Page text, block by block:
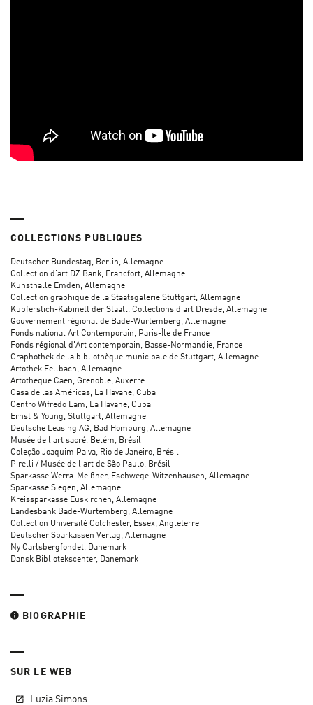
COLLECTIONS PUBLIQUES
Deutscher Bundestag, Berlin, Allemagne
Collection d'art DZ Bank, Francfort, Allemagne
Kunsthalle Emden, Allemagne
Collection graphique de la Staatsgalerie Stuttgart, Allemagne
Kupferstich-Kabinett der Staatl. Collections d'art Dresde, Allemagne
Gouvernement régional de Bade-Wurtemberg, Allemagne
Fonds national Art Contemporain, Paris-Île de France
Fonds régional d'Art contemporain, Basse-Normandie, France
Graphothek de la bibliothèque municipale de Stuttgart, Allemagne
Artothek Fellbach, Allemagne
Artotheque Caen, Grenoble, Auxerre
Casa de las Américas, La Havane, Cuba
Centro Wifredo Lam, La Havane, Cuba
Ernst & Young, Stuttgart, Allemagne
Deutsche Leasing AG, Bad Homburg, Allemagne
Musée de l'art sacré, Belém, Brésil
Coleção Joaquim Paiva, Rio de Janeiro, Brésil
Pirelli / Musée de l'art de São Paulo, Brésil
Sparkasse Werra-Meißner, Eschwege-Witzenhausen, Allemagne
Sparkasse Siegen, Allemagne
Kreissparkasse Euskirchen, Allemagne
Landesbank Bade-Wurtemberg, Allemagne
Collection Université Colchester, Essex, Angleterre
Deutscher Sparkassen Verlag, Allemagne
Ny Carlsbergfondet, Danemark
Dansk Bibliotekscenter, Danemark
BIOGRAPHIE
SUR LE WEB
Luzia Simons